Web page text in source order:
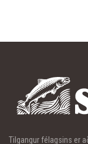
Tilgangur félagsins er